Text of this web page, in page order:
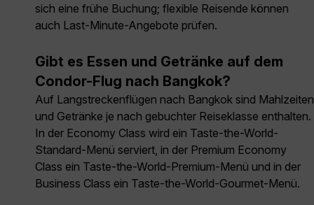
sich eine frühe Buchung; flexible Reisende können
auch Last-Minute-Angebote prüfen.
Gibt es Essen und Getränke auf dem
Condor-Flug nach Bangkok?
Auf Langstreckenflügen nach Bangkok sind Mahlzeiten
und Getränke je nach gebuchter Reiseklasse enthalten.
In der Economy Class wird ein Taste-the-World-
Standard-Menü serviert, in der Premium Economy
Class ein Taste-the-World-Premium-Menü und in der
Business Class ein Taste-the-World-Gourmet-Menü.